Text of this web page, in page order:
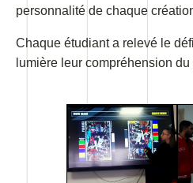
personnalité de chaque
Chaque étudiant a relevé le
lumière leur compréhension